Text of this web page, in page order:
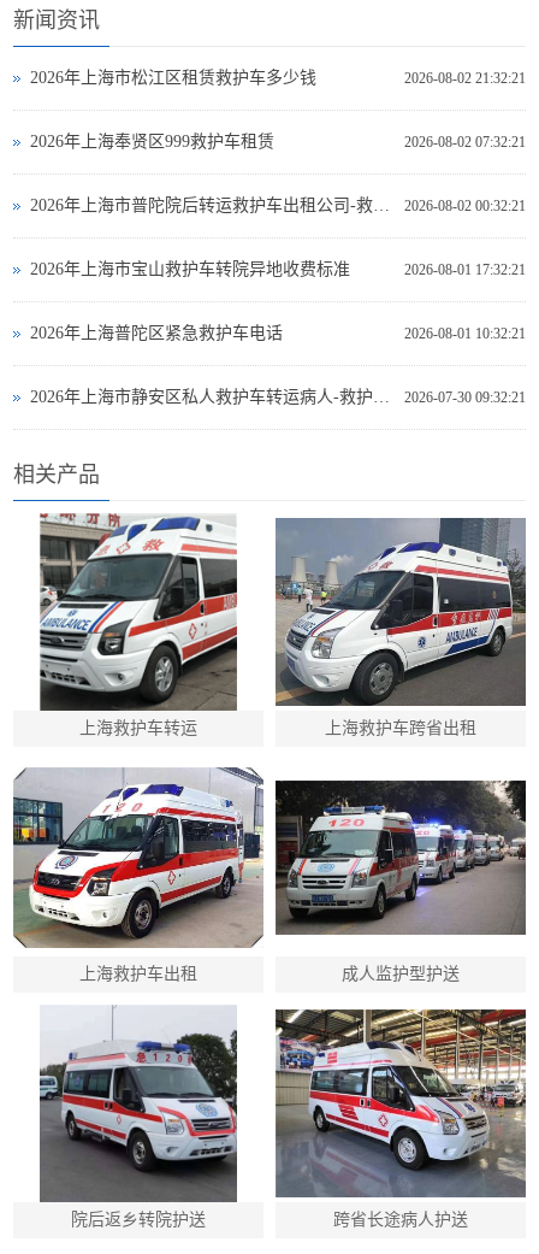
新闻资讯
2026-08-02 21:32:21
2026年上海市松江区租赁救护车多少钱
2026-08-02 07:32:21
2026年上海奉贤区999救护车租赁
2026-08-02 00:32:21
2026-08-01 17:32:21
2026年上海市宝山救护车转院异地收费标准
2026-08-01 10:32:21
2026年上海普陀区紧急救护车电话
2026-07-30 09:32:21
相关产品
上海救护车转运 上海救护车跨省出租
上海救护车出租 成人监护型护送
院后返乡转院护送 跨省长途病人护送